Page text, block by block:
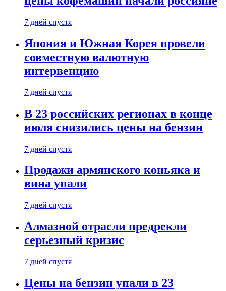
7 дней спустя
Япония и Южная Корея провели
совместную валютную
интервенцию
7 дней спустя
В 23 российских регионах в конце
июля снизились цены на бензин
7 дней спустя
Продажи армянского коньяка и
вина упали
7 дней спустя
Алмазной отрасли предрекли
серьезный кризис
7 дней спустя
Цены на бензин упали в 23